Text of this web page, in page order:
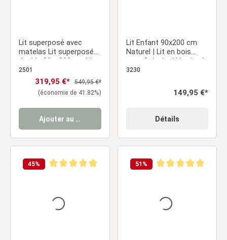
Lit superposé avec
matelas Lit superposé
double 90 x 200 cm Lit
mezzanine Lit
superposé Lit d'enfant
2501
Prix de vente :
319,95 €* Prix régulier :
549,95 €*
(économie de 41.82%)
Ajouter au panier
Lit Enfant 90x200 cm
Naturel | Lit en bois
avec 2 tiroirs | Lit simple
| avec sommier |
3230
Prix régulier :
149,95 €*
Détails
45% 51 %